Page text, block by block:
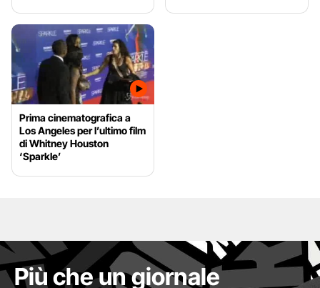
Prima cinematografica a
Los Angeles per l’ultimo film
di Whitney Houston
‘Sparkle’
Più che un giornale